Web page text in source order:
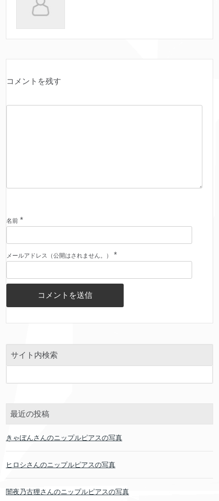
コメントを残す
名前 *
メールアドレス（公開はされません。） *
サイト内検索
最近の投稿
きゃぼんさんのニップルピアスの写真
ヒロシさんのニップルピアスの写真
闇夜乃古狸さんのニップルピアスの写真